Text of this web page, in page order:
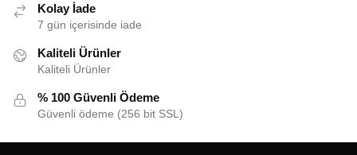
ürün
sayfasından
seçilebilir
Kolay İade
7 gün içerisinde iade
Kaliteli Ürünler
Kaliteli Ürünler
% 100 Güvenli Ödeme
Güvenli ödeme (256 bit SSL)